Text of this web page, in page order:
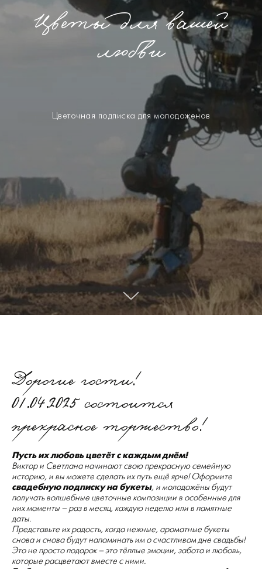
Цветы для вашей
любви
Цветочная подписка для молодоженов
Дорогие гости!
01.04.2025 состоится
прекрасное торжество!
Пусть их любовь цветёт с каждым днём!
Виктор и Светлана начинают свою прекрасную семейную
историю, и вы можете сделать их путь ещё ярче! Оформите
свадебную подписку на букеты, и молодожёны будут
получать волшебные цветочные композиции в особенные для
них моменты – раз в месяц, каждую неделю или в памятные
даты.
Представьте их радость, когда нежные, ароматные букеты
снова и снова будут напоминать им о счастливом дне свадьбы!
Это не просто подарок – это тёплые эмоции, забота и любовь,
которые расцветают вместе с ними.